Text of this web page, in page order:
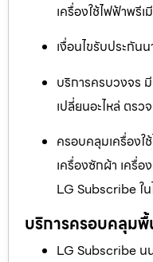
เครื่องใช้ไฟฟ้าพรี
เงื่อนไขรับประกัน
บริการครบวงจร
เปลี่ยนอะไหล่ ตรว
ครอบคลุมเครื่องใ
เครื่องซักผ้า เครื่
LG Subscribe ใน
บริการครอบคลุม
LG Subscribe น